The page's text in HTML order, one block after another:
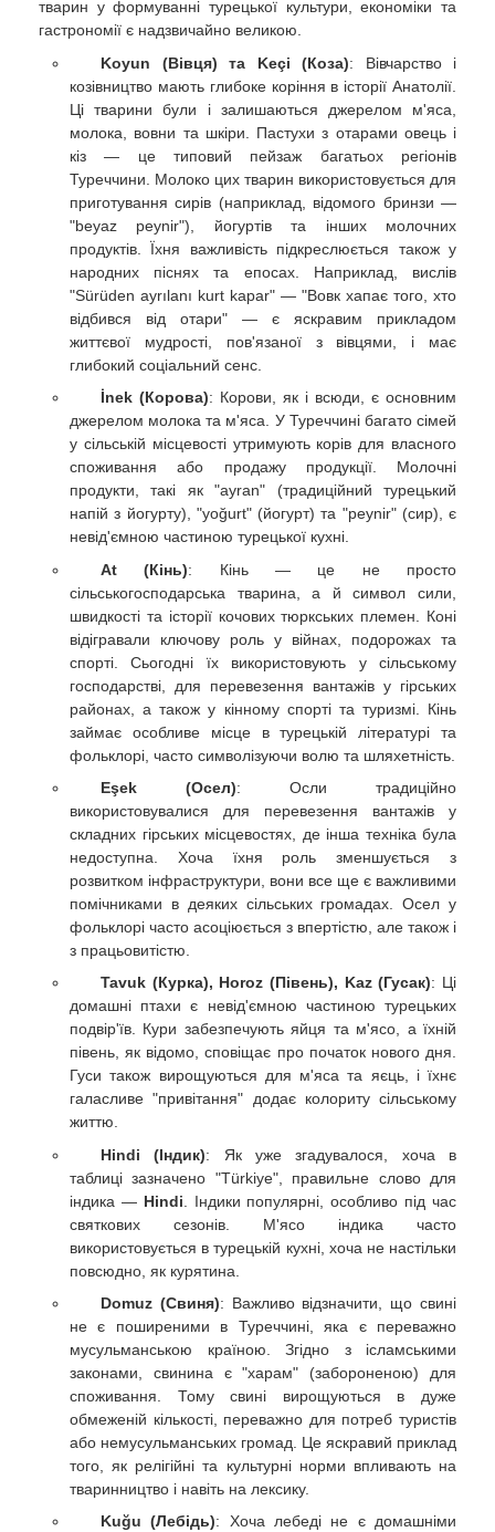
тварин у формуванні турецької культури, економіки та
гастрономії є надзвичайно великою.
Koyun (Вівця) та Keçi (Коза): Вівчарство і
козівництво мають глибоке коріння в історії Анатолії.
Ці тварини були і залишаються джерелом м'яса,
молока, вовни та шкіри. Пастухи з отарами овець і
кіз — це типовий пейзаж багатьох регіонів
Туреччини. Молоко цих тварин використовується для
приготування сирів (наприклад, відомого бринзи —
"beyaz peynir"), йогуртів та інших молочних
продуктів. Їхня важливість підкреслюється також у
народних піснях та епосах. Наприклад, вислів
"Sürüden ayrılanı kurt kapar" — "Вовк хапає того, хто
відбився від отари" — є яскравим прикладом
життєвої мудрості, пов'язаної з вівцями, і має
глибокий соціальний сенс.
İnek (Корова): Корови, як і всюди, є основним
джерелом молока та м'яса. У Туреччині багато сімей
у сільській місцевості утримують корів для власного
споживання або продажу продукції. Молочні
продукти, такі як "ayran" (традиційний турецький
напій з йогурту), "yoğurt" (йогурт) та "peynir" (сир), є
невід'ємною частиною турецької кухні.
At (Кінь): Кінь — це не просто
сільськогосподарська тварина, а й символ сили,
швидкості та історії кочових тюркських племен. Коні
відігравали ключову роль у війнах, подорожах та
спорті. Сьогодні їх використовують у сільському
господарстві, для перевезення вантажів у гірських
районах, а також у кінному спорті та туризмі. Кінь
займає особливе місце в турецькій літературі та
фольклорі, часто символізуючи волю та шляхетність.
Eşek (Осел): Осли традиційно
використовувалися для перевезення вантажів у
складних гірських місцевостях, де інша техніка була
недоступна. Хоча їхня роль зменшується з
розвитком інфраструктури, вони все ще є важливими
помічниками в деяких сільських громадах. Осел у
фольклорі часто асоціюється з впертістю, але також і
з працьовитістю.
Tavuk (Курка), Horoz (Півень), Kaz (Гусак): Ці
домашні птахи є невід'ємною частиною турецьких
подвір'їв. Кури забезпечують яйця та м'ясо, а їхній
півень, як відомо, сповіщає про початок нового дня.
Гуси також вирощуються для м'яса та яєць, і їхнє
галасливе "привітання" додає колориту сільському
життю.
Hindi (Індик): Як уже згадувалося, хоча в
таблиці зазначено "Türkiye", правильне слово для
індика — Hindi . Індики популярні, особливо під час
святкових сезонів. М'ясо індика часто
використовується в турецькій кухні, хоча не настільки
повсюдно, як курятина.
Domuz (Свиня): Важливо відзначити, що свині
не є поширеними в Туреччині, яка є переважно
мусульманською країною. Згідно з ісламськими
законами, свинина є "харам" (забороненою) для
споживання. Тому свині вирощуються в дуже
обмеженій кількості, переважно для потреб туристів
або немусульманських громад. Це яскравий приклад
того, як релігійні та культурні норми впливають на
тваринництво і навіть на лексику.
Kuğu (Лебідь): Хоча лебеді не є домашніми